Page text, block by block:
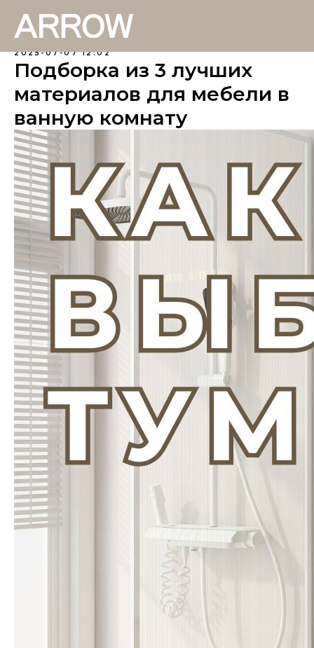
2025-07-07 12:02
Подборка из 3 лучших
материалов для мебели в
ванную комнату